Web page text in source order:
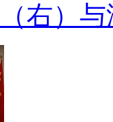
右）